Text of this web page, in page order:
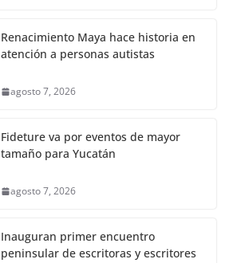
Renacimiento Maya hace historia en
atención a personas autistas
agosto 7, 2026
Fideture va por eventos de mayor
tamaño para Yucatán
agosto 7, 2026
Inauguran primer encuentro
peninsular de escritoras y escritores